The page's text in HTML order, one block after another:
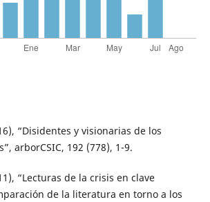
“Disidentes y visionarias de los
arborCSIC, 192 (778), 1-9.
“Lecturas de la crisis en clave
de la literatura en torno a los